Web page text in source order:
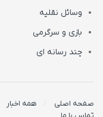
وسائل نقلیه
بازی و سرگرمی
چند رسانه ای
صفحه اصلی همه اخبار